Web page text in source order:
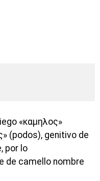
«καμηλος»
(podos), genitivo de
por lo
de camello nombre